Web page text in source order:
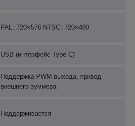
PAL: 720×576 NTSC: 720×480
USB (интерфейс Type C)
Поддержка PWM-выхода, привод
внешнего зуммера
Поддерживается